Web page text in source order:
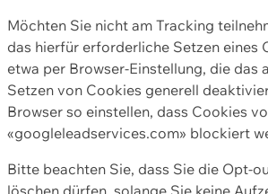
Möchten Sie nicht am Tracking
das hierfür erforderliche Setzen eines
etwa per Browser-Einstellung, die das
Setzen von Cookies generell
Browser so einstellen, dass Cookies
«googleleadservices.com» blockiert
Bitte beachten Sie, dass Sie die Opt-